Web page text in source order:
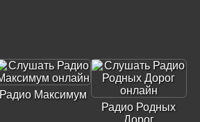
Радио Максимум
Радио Родных
Дорог